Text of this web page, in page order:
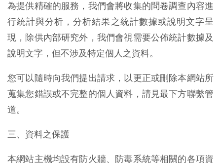
為提供精確的服務，我們會將收集的問卷調查內容進
行統計與分析，分析結果之統計數據或說明文字呈
現，除供內部研究外，我們會視需要公佈統計數據及
說明文字，但不涉及特定個人之資料。
您可以隨時向我們提出請求，以更正或刪除本網站所
蒐集您錯誤或不完整的個人資料，請見最下方聯繫管
道。
三、資料之保護
本網站主機均設有防火牆、防毒系統等相關的各項資